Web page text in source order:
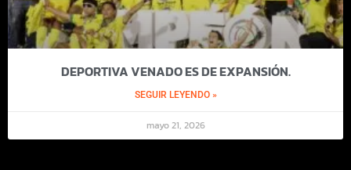
DEPORTIVA VENADO ES DE EXPANSIÓN.
SEGUIR LEYENDO »
mayo 21, 2026